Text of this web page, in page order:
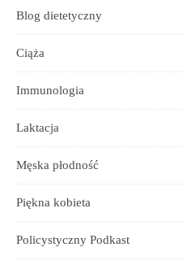
Blog dietetyczny
Ciąża
Immunologia
Laktacja
Męska płodność
Piękna kobieta
Policystyczny Podkast